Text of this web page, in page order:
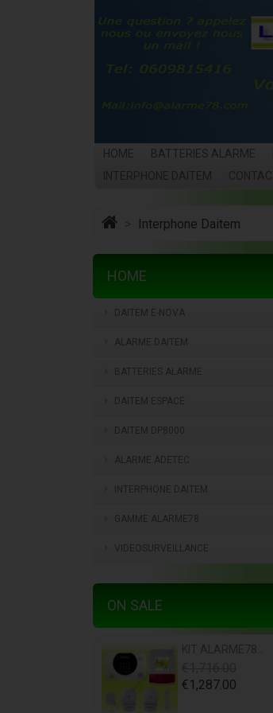
HOME BATTERIES ALARME
Interphone Daitem
HOME
DAITEM E-NOVA
ALARME DAITEM
BATTERIES ALARME
DAITEM ESPACE
DAITEM DP8000
ALARME ADETEC
INTERPHONE DAITEM
GAMME ALARME78
VIDEOSURVEILLANCE
ON SALE
€1,287.00